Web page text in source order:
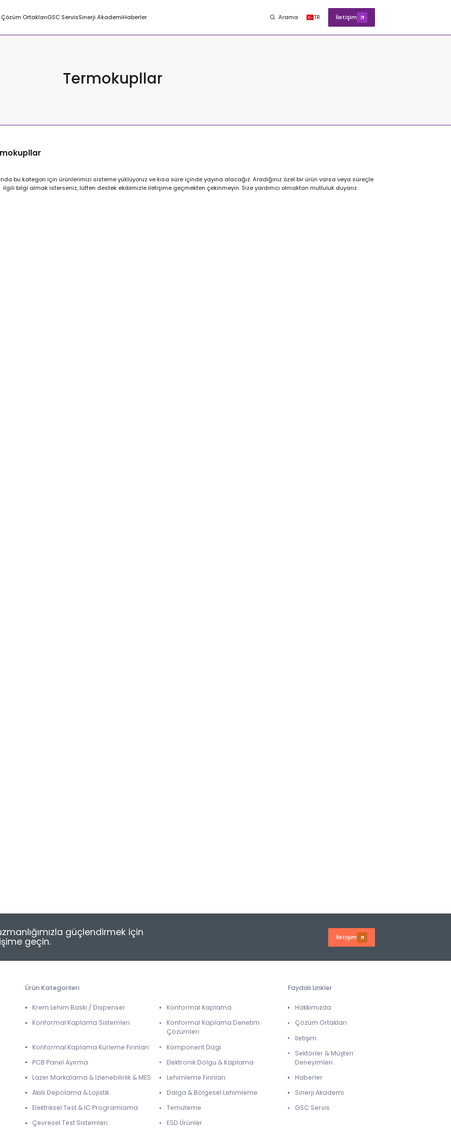
Çözüm OrtaklarıGSC ServisSinerji AkademiHaberler Arama TR İletişim
Termokupllar
bu kategori için ürünlerimizi sisteme yüklüyoruz ve kısa süre içinde yayına alacağız. Aradığınız özel bir ürün varsa veya süreçle
ilgili bilgi almak isterseniz, lütfen destek ekibimizle iletişime geçmekten çekinmeyin. Size yardımcı olmaktan mutluluk duyarız.
güçlendirmek için
geçin. İletişim
Ürün Kategorileri
Krem Lehim Baskı / Dispenser
Konformal Kaplama
Konformal Kaplama Sistemleri
Konformal Kaplama Denetim
Çözümleri
Konformal Kaplama Kürleme Fırınları
Komponent Dizgi
PCB Panel Ayırma
Elektronik Dolgu & Kaplama
Lazer Markalama & İzlenebilirlik & MES
Lehimleme Fırınları
Akıllı Depolama & Lojistik
Dalga & Bölgesel Lehimleme
Elektriksel Test & IC Programlama
Temizleme
Çevresel Test Sistemleri
ESD Ürünler
Faydalı Linkler
Hakkımızda
Çözüm Ortakları
İletişim
Sektörler & Müşteri
Deneyimleri
Haberler
Sinerji Akademi
GSC Servis